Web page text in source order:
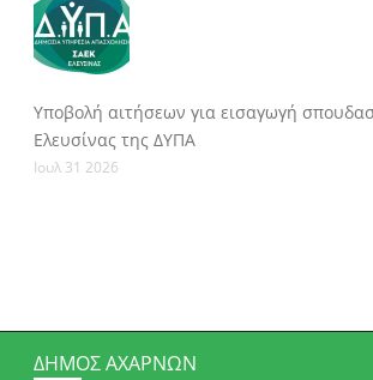
Υποβολή αιτήσεων για εισαγωγή
Ελευσίνας της ΔΥΠΑ
Ιουλ 31 2026
ΔΉΜΟΣ ΑΧΑΡΝΏΝ